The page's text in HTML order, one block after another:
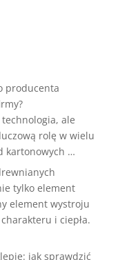
producenta
ale
rolę w wielu
kartonowych …
tylko element
element wystroju
i ciepła.
jak sprawdzić